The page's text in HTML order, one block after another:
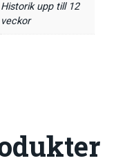
Historik upp till 12
veckor